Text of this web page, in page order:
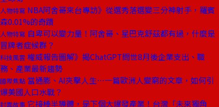
人物特寫 NBA阿舍哥來台專訪》從選秀落選變三分神射手，羅賓
森0.01%的奇蹟
人物特寫 自卑可以變力量！阿舍哥、星巴克舒茲都有過，什麼是
冒牌者症候群？
科技風雲 權威報告圖解》揭ChatGPT問世8月後企業支出、職
務、產業最新趨勢
國際焦點 當通膨、AI夾擊人生⋯一篇歐洲人變窮的文章，如何引
爆美國人口水戰？
封面故事 它接棒半導體，是下個大爆發產業！台灣「未來獨角